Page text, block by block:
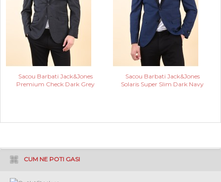
Sacou Barbati Jack&Jones
Premium Check Dark Grey
Sacou Barbati Jack&Jones
Solaris Super Slim Dark Navy
CUM NE POTI GASI